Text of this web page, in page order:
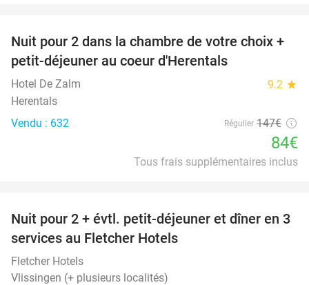
43%
Nuit pour 2 dans la chambre de votre choix +
petit-déjeuner au coeur d'Herentals
Hotel De Zalm 9.2 star
Herentals
Vendu : 632
Régulier 147€
84€
Tous frais supplémentaires inclus
Nuit pour 2 + évtl. petit-déjeuner et dîner en 3
services au Fletcher Hotels
Fletcher Hotels
Vlissingen (+ plusieurs localités)